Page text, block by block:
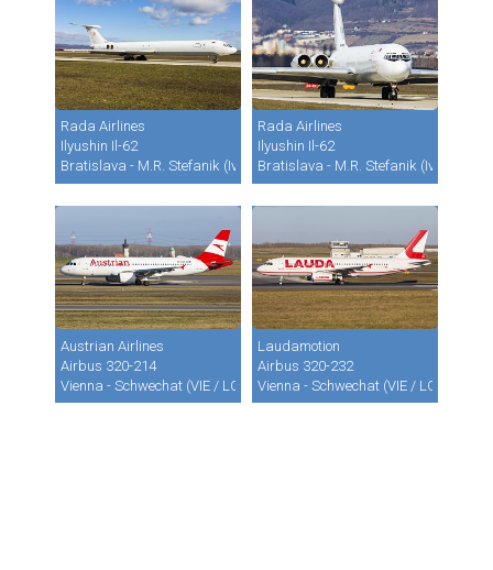
Rada Airlines
Ilyushin Il-62
Bratislava - M.R. Stefanik (Ivanka) (BTS / LZIB)
Rada Airlines
Ilyushin Il-62
Bratislava - M.R. Stefanik (Ivanka)
Austrian Airlines
Airbus 320-214
Vienna - Schwechat (VIE / LOWW)
Laudamotion
Airbus 320-232
Vienna - Schwechat (VIE / LOWW)